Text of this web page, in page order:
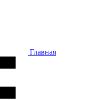
Главная